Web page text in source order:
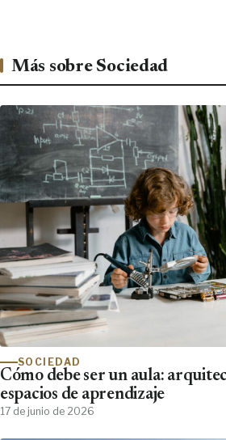
Más sobre Sociedad
SOCIEDAD
Cómo debe ser un aula:
espacios de aprendizaje
17 de junio de 2026